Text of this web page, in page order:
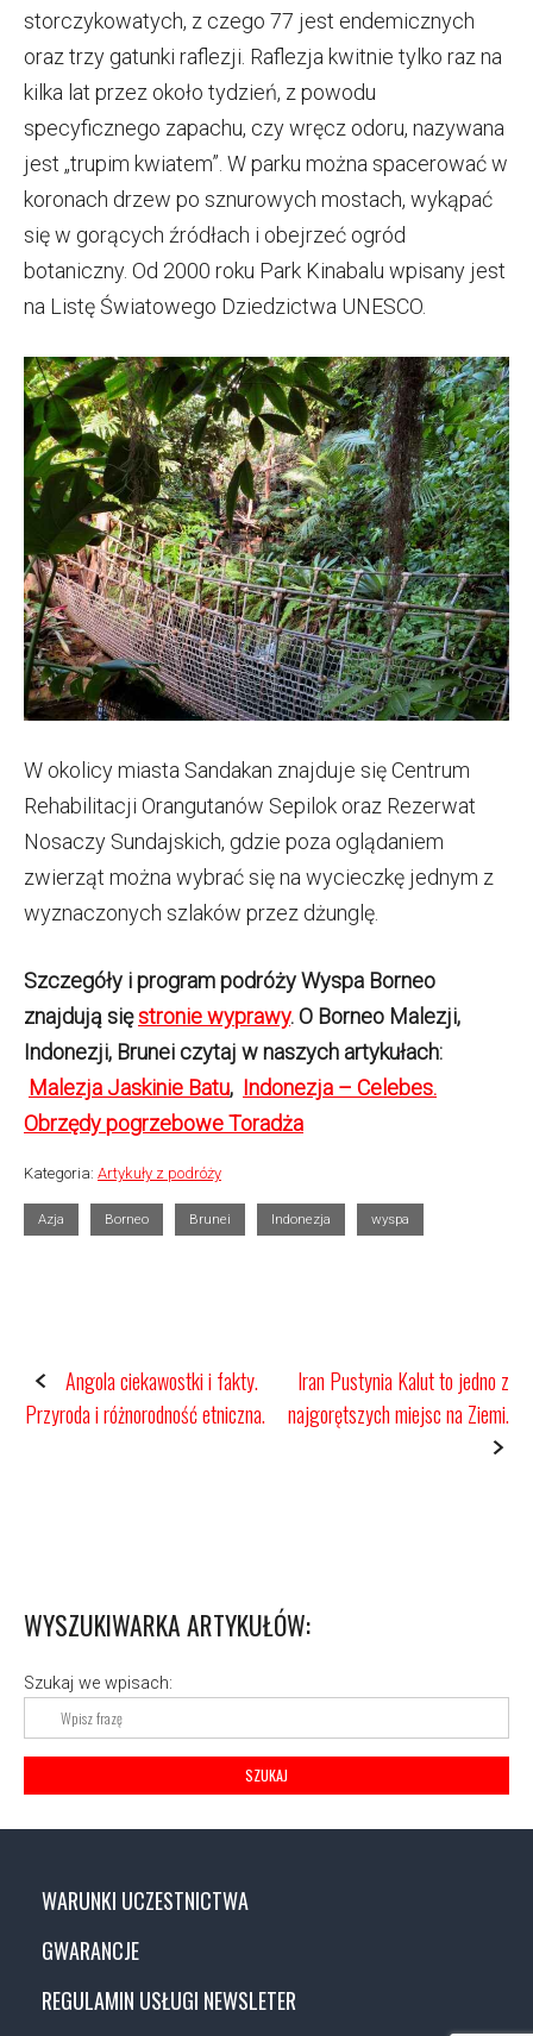
storczykowatych, z czego 77 jest endemicznych
oraz trzy gatunki raflezji. Raflezja kwitnie tylko raz na
kilka lat przez około tydzień, z powodu
specyficznego zapachu, czy wręcz odoru, nazywana
jest „trupim kwiatem”. W parku można spacerować w
koronach drzew po sznurowych mostach, wykąpać
się w gorących źródłach i obejrzeć ogród
botaniczny. Od 2000 roku Park Kinabalu wpisany jest
na Listę Światowego Dziedzictwa UNESCO.
W okolicy miasta Sandakan znajduje się Centrum
Rehabilitacji Orangutanów Sepilok oraz Rezerwat
Nosaczy Sundajskich, gdzie poza oglądaniem
zwierząt można wybrać się na wycieczkę jednym z
wyznaczonych szlaków przez dżunglę.
Szczegóły i program podróży Wyspa Borneo
znajdują sięstronie wyprawy. O Borneo Malezji,
Indonezji, Brunei czytaj w naszych artykułach:
Malezja Jaskinie Batu, Indonezja – Celebes.
Obrzędy pogrzebowe Toradża
Kategoria: Artykuły z podróży
Azja Borneo Brunei Indonezja wyspa
P
o
v
i
g
a
t
i
Angola ciekawostki i fakty.
Przyroda i różnorodność etniczna.
Iran Pustynia Kalut to jedno z
najgorętszych miejsc na Ziemi.
WYSZUKIWARKA ARTYKUŁÓW:
Szukaj we wpisach:
WARUNKI UCZESTNICTWA
GWARANCJE
REGULAMIN USŁUGI NEWSLETER